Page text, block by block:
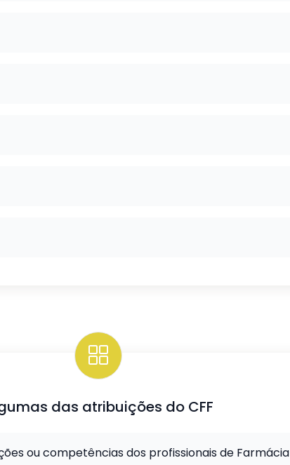
das atribuições do CFF
ou competências dos profissionais de Farmácia